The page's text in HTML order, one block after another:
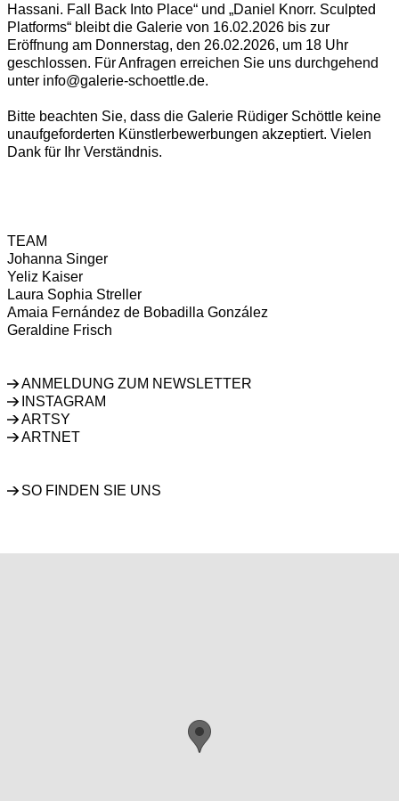
Hassani. Fall Back Into Place“ und „Daniel Knorr. Sculpted
Platforms“ bleibt die Galerie von 16.02.2026 bis zur
Eröffnung am Donnerstag, den 26.02.2026, um 18 Uhr
geschlossen. Für Anfragen erreichen Sie uns durchgehend
unter info@galerie-schoettle.de.
Bitte beachten Sie, dass die Galerie Rüdiger Schöttle keine
unaufgeforderten Künstlerbewerbungen akzeptiert. Vielen
Dank für Ihr Verständnis.
TEAM
Johanna Singer
Yeliz Kaiser
Laura Sophia Streller
Amaia Fernández de Bobadilla González
Geraldine Frisch
ANMELDUNG ZUM NEWSLETTER
INSTAGRAM
ARTSY
ARTNET